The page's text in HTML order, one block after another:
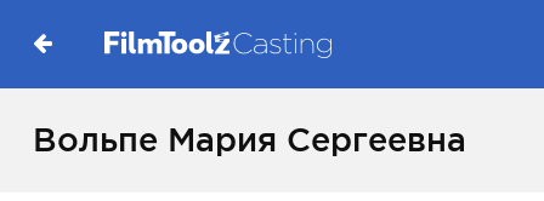
Вольпе Мария Сергеевна